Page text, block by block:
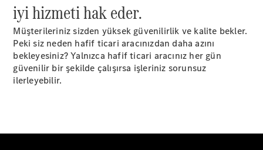
Konfigüratör
Test Sürüşü
iyi hizmeti hak eder.​
Müşterileriniz sizden yüksek güvenilirlik ve kalite bekler.
Peki siz neden hafif ticari aracınızdan daha azını
bekleyesiniz? Yalnızca hafif ticari aracınız her gün
güvenilir bir şekilde çalışırsa işleriniz sorunsuz
ilerleyebilir.​